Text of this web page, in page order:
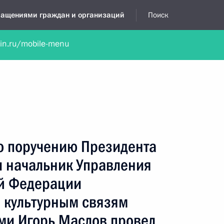
граждан и организаций Поиск
Обратиться в устной форме
поручению Президента
Управления
Федерации
связям
mobile-menu